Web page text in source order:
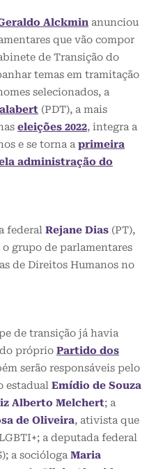
Alckmin anunciou
que vão compor
de Transição do
temas em tramitação
selecionados, a
(PDT), a mais
eleições 2022, integra a
e se torna a primeira
administração do
federal Rejane Dias (PT),
grupo de parlamentares
de Direitos Humanos no
de transição já havia
próprio Partido dos
serão responsáveis pelo
estadual Emídio de Souza
Alberto Melchert; a
de Oliveira, ativista que
a deputada federal
a socióloga Maria